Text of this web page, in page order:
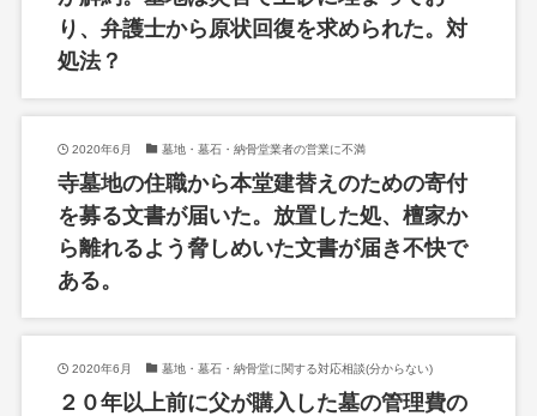
り、弁護士から原状回復を求められた。対
処法？
2020年6月 墓地・墓石・納骨堂業者の営業に不満
寺墓地の住職から本堂建替えのための寄付
を募る文書が届いた。放置した処、檀家か
ら離れるよう脅しめいた文書が届き不快で
ある。
2020年6月 墓地・墓石・納骨堂に関する対応相談(分からない)
２０年以上前に父が購入した墓の管理費の